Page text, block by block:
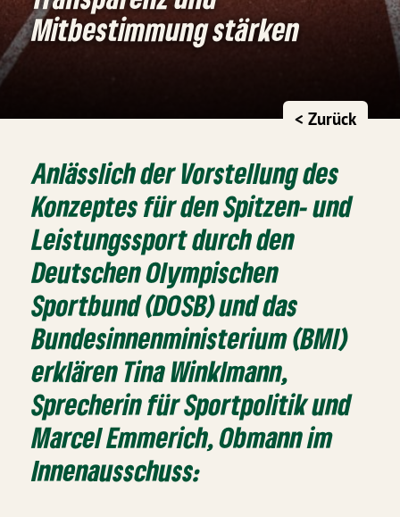
Mitbestimmung stärken
< Zurück
Anlässlich der Vorstellung des
Konzeptes für den Spitzen- und
Leistungssport durch den
Deutschen Olympischen
Sportbund (DOSB) und das
Bundesinnenministerium (BMI)
erklären Tina Winklmann,
Sprecherin für Sportpolitik und
Marcel Emmerich, Obmann im
Innenausschuss: